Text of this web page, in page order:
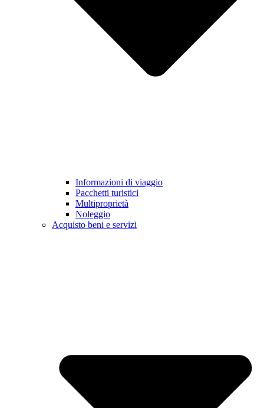
Informazioni di viaggio
Pacchetti turistici
Multiproprietà
Noleggio
Acquisto beni e servizi